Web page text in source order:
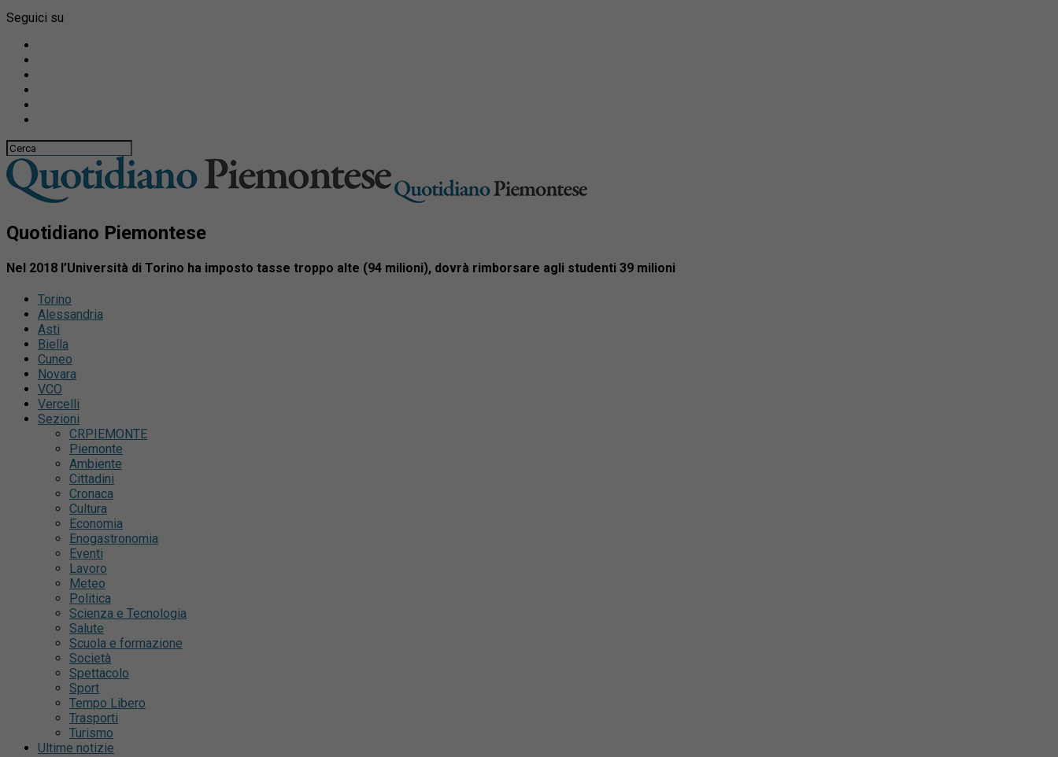
Seguici su
Quotidiano Piemontese
Nel 2018 l’Università di Torino ha imposto tasse troppo alte (94 milioni), dovrà rimborsare agli studenti 39 milioni
Torino
Alessandria
Asti
Biella
Cuneo
Novara
VCO
Vercelli
Sezioni
CRPIEMONTE
Piemonte
Ambiente
Cittadini
Cronaca
Cultura
Economia
Enogastronomia
Eventi
Lavoro
Meteo
Politica
Scienza e Tecnologia
Salute
Scuola e formazione
Società
Spettacolo
Sport
Tempo Libero
Trasporti
Turismo
Ultime notizie